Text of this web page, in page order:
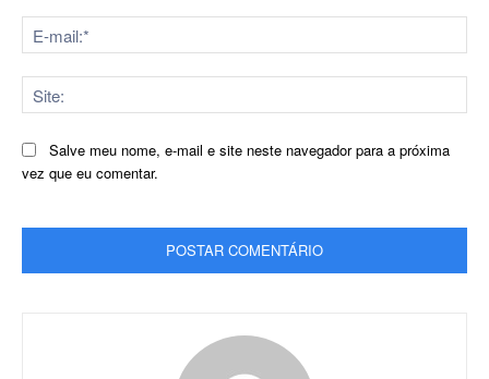
Salve meu nome, e-mail e site neste navegador para a próxima
vez que eu comentar.